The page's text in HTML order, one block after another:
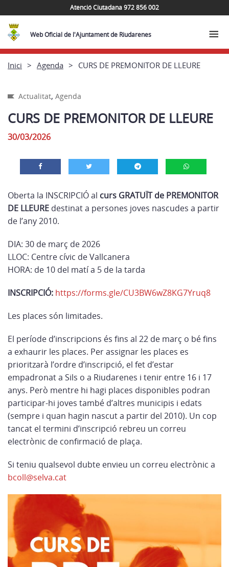
Atenció Ciutadana 972 856 002
Web Oficial de l'Ajuntament de Riudarenes
Inici Agenda CURS DE PREMONITOR DE LLEURE
Actualitat, Agenda
CURS DE PREMONITOR DE LLEURE
30/03/2026
Oberta la INSCRIPCIÓ al curs GRATUÏT de PREMONITOR
DE LLEURE destinat a persones joves nascudes a partir
de l’any 2010.
DIA: 30 de març de 2026
LLOC: Centre cívic de Vallcanera
HORA: de 10 del matí a 5 de la tarda
INSCRIPCIÓ: https://forms.gle/CU3BW6wZ8KG7Yruq8
Les places són limitades.
El període d’inscripcions és fins al 22 de març o bé fins
a exhaurir les places. Per assignar les places es
prioritzarà l’ordre d’inscripció, el fet d’estar
empadronat a Sils o a Riudarenes i tenir entre 16 i 17
anys. Però mentre hi hagi places disponibles podran
participar-hi joves també d’altres municipis i edats
(sempre i quan hagin nascut a partir del 2010). Un cop
tancat el termini d’inscripció rebreu un correu
electrònic de confirmació de plaça.
Si teniu qualsevol dubte envieu un correu electrònic a
bcoll@selva.cat